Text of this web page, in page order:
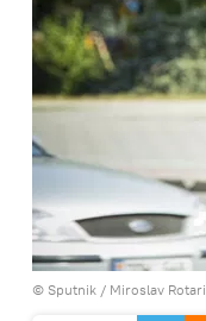
© Sputnik / Miroslav Rotari